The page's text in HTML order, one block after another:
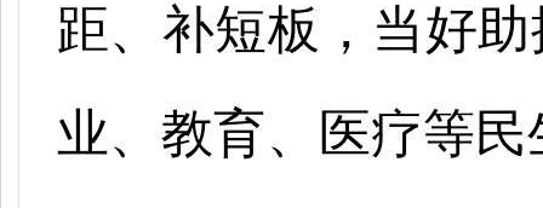
距、补短板，当好
业、教育、医疗等